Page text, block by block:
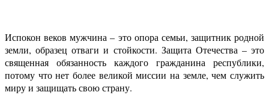
Испокон веков мужчина – это опора семьи, защитник родной
земли, образец отваги и стойкости. Защита Отечества – это
священная обязанность каждого гражданина республики,
потому что нет более великой миссии на земле, чем служить
миру и защищать свою страну.